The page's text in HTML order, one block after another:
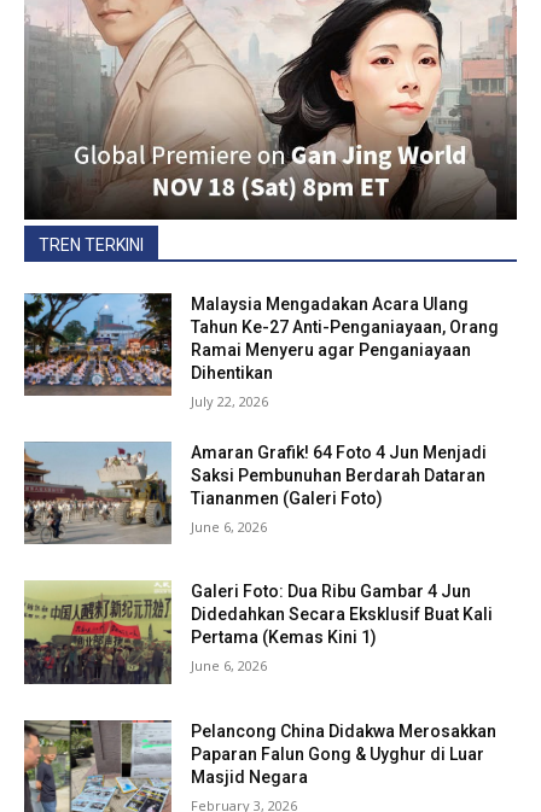
TREN TERKINI
Malaysia Mengadakan Acara Ulang
Tahun Ke-27 Anti-Penganiayaan, Orang
Ramai Menyeru agar Penganiayaan
Dihentikan
July 22, 2026
Amaran Grafik! 64 Foto 4 Jun Menjadi
Saksi Pembunuhan Berdarah Dataran
Tiananmen (Galeri Foto)
June 6, 2026
Galeri Foto: Dua Ribu Gambar 4 Jun
Didedahkan Secara Eksklusif Buat Kali
Pertama (Kemas Kini 1)
June 6, 2026
Pelancong China Didakwa Merosakkan
Paparan Falun Gong & Uyghur di Luar
Masjid Negara
February 3, 2026